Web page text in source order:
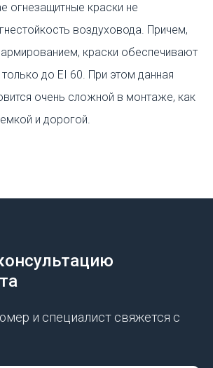
огнезащитные краски не
воздуховода. Причем,
краски обеспечивают
до EI 60. При этом данная
очень сложной в монтаже, как
и дорогой.
и специалист свяжется с